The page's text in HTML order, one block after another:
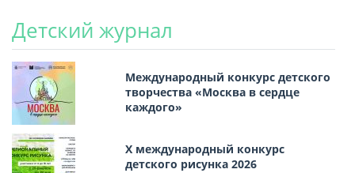
Детский журнал
Международный конкурс детского
творчества «Москва в сердце
каждого»
Х международный конкурс
детского рисунка 2026